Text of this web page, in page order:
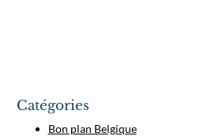
Catégories
Bon plan Belgique